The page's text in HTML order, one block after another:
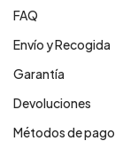
FAQ
Envío y Recogida
Garantía
Devoluciones
Métodos de pago